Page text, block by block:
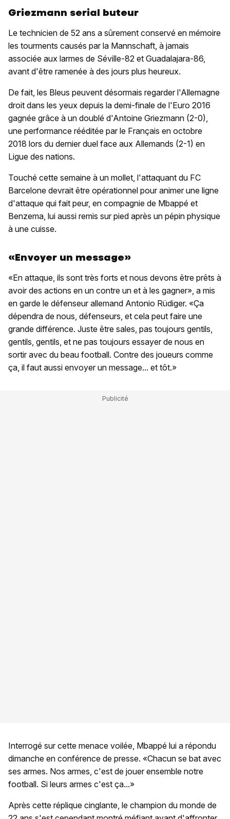
Griezmann serial buteur
Le technicien de 52 ans a sûrement conservé en mémoire
les tourments causés par la Mannschaft, à jamais
associée aux larmes de Séville-82 et Guadalajara-86,
avant d'être ramenée à des jours plus heureux.
De fait, les Bleus peuvent désormais regarder l'Allemagne
droit dans les yeux depuis la demi-finale de l'Euro 2016
gagnée grâce à un doublé d'Antoine Griezmann (2-0),
une performance rééditée par le Français en octobre
2018 lors du dernier duel face aux Allemands (2-1) en
Ligue des nations.
Touché cette semaine à un mollet, l'attaquant du FC
Barcelone devrait être opérationnel pour animer une ligne
d'attaque qui fait peur, en compagnie de Mbappé et
Benzema, lui aussi remis sur pied après un pépin physique
à une cuisse.
«Envoyer un message»
«En attaque, ils sont très forts et nous devons être prêts à
avoir des actions en un contre un et à les gagner», a mis
en garde le défenseur allemand Antonio Rüdiger. «Ça
dépendra de nous, défenseurs, et cela peut faire une
grande différence. Juste être sales, pas toujours gentils,
gentils, gentils, et ne pas toujours essayer de nous en
sortir avec du beau football. Contre des joueurs comme
ça, il faut aussi envoyer un message... et tôt.»
Interrogé sur cette menace voilée, Mbappé lui a répondu
dimanche en conférence de presse. «Chacun se bat avec
ses armes. Nos armes, c'est de jouer ensemble notre
football. Si leurs armes c'est ça...»
Après cette réplique cinglante, le champion du monde de